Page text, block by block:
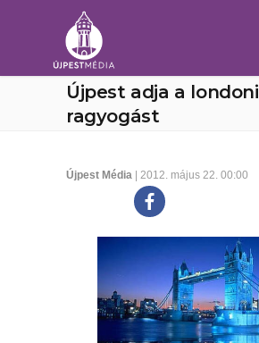
Újpest adja a londoni
ragyogást
Újpest Média | 2012. május 22. 00:00